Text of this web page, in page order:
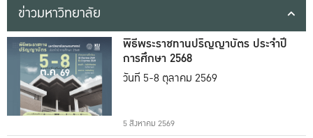
ข่าวมหาวิทยาลัย
พิธีพระราชทานปริญญาบัตร ประจำปี
การศึกษา 2568
วันที่ 5-8 ตุลาคม 2569
5 สิงหาคม 2569